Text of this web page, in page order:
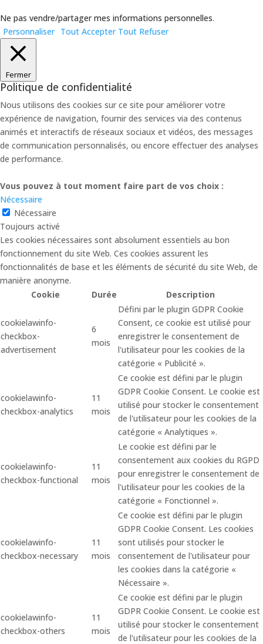
Ne pas vendre/partager mes informations personnelles.
Personnaliser Tout Accepter Tout Refuser
Fermer
Politique de confidentialité
Nous utilisons des cookies sur ce site pour améliorer votre
expérience de navigation, fournir des services via des contenus
animés et interactifs de réseaux sociaux et vidéos, des messages
de communication personnalisés, ou encore effectuer des analyses
de performance.
Vous pouvez à tout moment faire part de vos choix :
Nécessaire
Nécessaire
Toujours activé
Les cookies nécessaires sont absolument essentiels au bon
fonctionnement du site Web. Ces cookies assurent les
fonctionnalités de base et les éléments de sécurité du site Web, de
manière anonyme.
Cookie
Durée Description
cookielawinfo-
checkbox-
advertisement
6
mois
Défini par le plugin GDPR Cookie
Consent, ce cookie est utilisé pour
enregistrer le consentement de
l'utilisateur pour les cookies de la
catégorie « Publicité ».
cookielawinfo-
checkbox-analytics
11
mois
Ce cookie est défini par le plugin
GDPR Cookie Consent. Le cookie est
utilisé pour stocker le consentement
de l'utilisateur pour les cookies de la
catégorie « Analytiques ».
cookielawinfo-
checkbox-functional
11
mois
Le cookie est défini par le
consentement aux cookies du RGPD
pour enregistrer le consentement de
l'utilisateur pour les cookies de la
catégorie « Fonctionnel ».
cookielawinfo-
checkbox-necessary
11
mois
Ce cookie est défini par le plugin
GDPR Cookie Consent. Les cookies
sont utilisés pour stocker le
consentement de l'utilisateur pour
les cookies dans la catégorie «
Nécessaire ».
cookielawinfo-
checkbox-others
11
mois
Ce cookie est défini par le plugin
GDPR Cookie Consent. Le cookie est
utilisé pour stocker le consentement
de l'utilisateur pour les cookies de la